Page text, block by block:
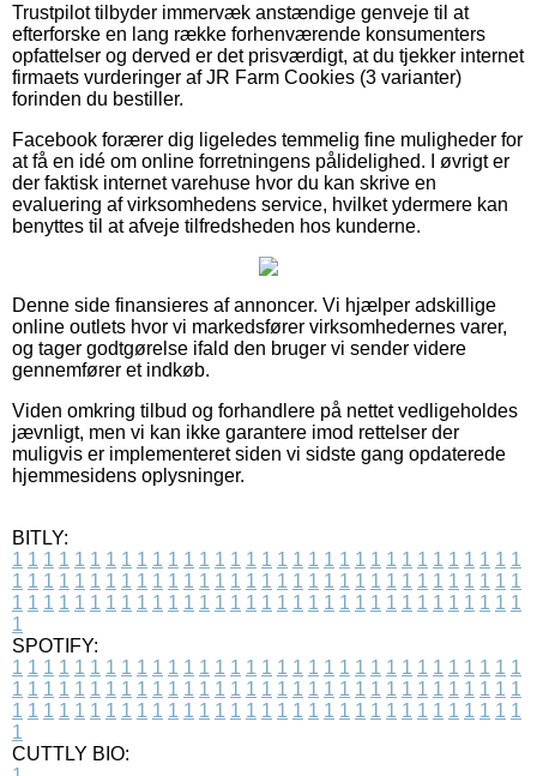
Trustpilot tilbyder immervæk anstændige genveje til at
efterforske en lang række forhenværende konsumenters
opfattelser og derved er det prisværdigt, at du tjekker internet
firmaets vurderinger af JR Farm Cookies (3 varianter)
forinden du bestiller.
Facebook forærer dig ligeledes temmelig fine muligheder for
at få en idé om online forretningens pålidelighed. I øvrigt er
der faktisk internet varehuse hvor du kan skrive en
evaluering af virksomhedens service, hvilket ydermere kan
benyttes til at afveje tilfredsheden hos kunderne.
Denne side finansieres af annoncer. Vi hjælper adskillige
online outlets hvor vi markedsfører virksomhedernes varer,
og tager godtgørelse ifald den bruger vi sender videre
gennemfører et indkøb.
Viden omkring tilbud og forhandlere på nettet vedligeholdes
jævnligt, men vi kan ikke garantere imod rettelser der
muligvis er implementeret siden vi sidste gang opdaterede
hjemmesidens oplysninger.
BITLY:
1 1 1 1 1 1 1 1 1 1 1 1 1 1 1 1 1 1 1 1 1 1 1 1 1 1 1 1 1 1 1 1 1
1 1 1 1 1 1 1 1 1 1 1 1 1 1 1 1 1 1 1 1 1 1 1 1 1 1 1 1 1 1 1 1 1
1 1 1 1 1 1 1 1 1 1 1 1 1 1 1 1 1 1 1 1 1 1 1 1 1 1 1 1 1 1 1 1 1
1
SPOTIFY:
1 1 1 1 1 1 1 1 1 1 1 1 1 1 1 1 1 1 1 1 1 1 1 1 1 1 1 1 1 1 1 1 1
1 1 1 1 1 1 1 1 1 1 1 1 1 1 1 1 1 1 1 1 1 1 1 1 1 1 1 1 1 1 1 1 1
1 1 1 1 1 1 1 1 1 1 1 1 1 1 1 1 1 1 1 1 1 1 1 1 1 1 1 1 1 1 1 1 1
1
CUTTLY BIO: